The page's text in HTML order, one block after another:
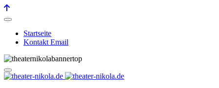
Startseite
Kontakt Email